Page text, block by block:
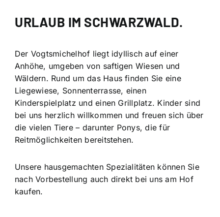
URLAUB IM SCHWARZWALD.
Der Vogtsmichelhof liegt idyllisch auf einer
Anhöhe, umgeben von saftigen Wiesen und
Wäldern. Rund um das Haus finden Sie eine
Liegewiese, Sonnenterrasse, einen
Kinderspielplatz und einen Grillplatz. Kinder sind
bei uns herzlich willkommen und freuen sich über
die vielen Tiere – darunter Ponys, die für
Reitmöglichkeiten bereitstehen.
Unsere hausgemachten Spezialitäten können Sie
nach Vorbestellung auch direkt bei uns am Hof
kaufen.